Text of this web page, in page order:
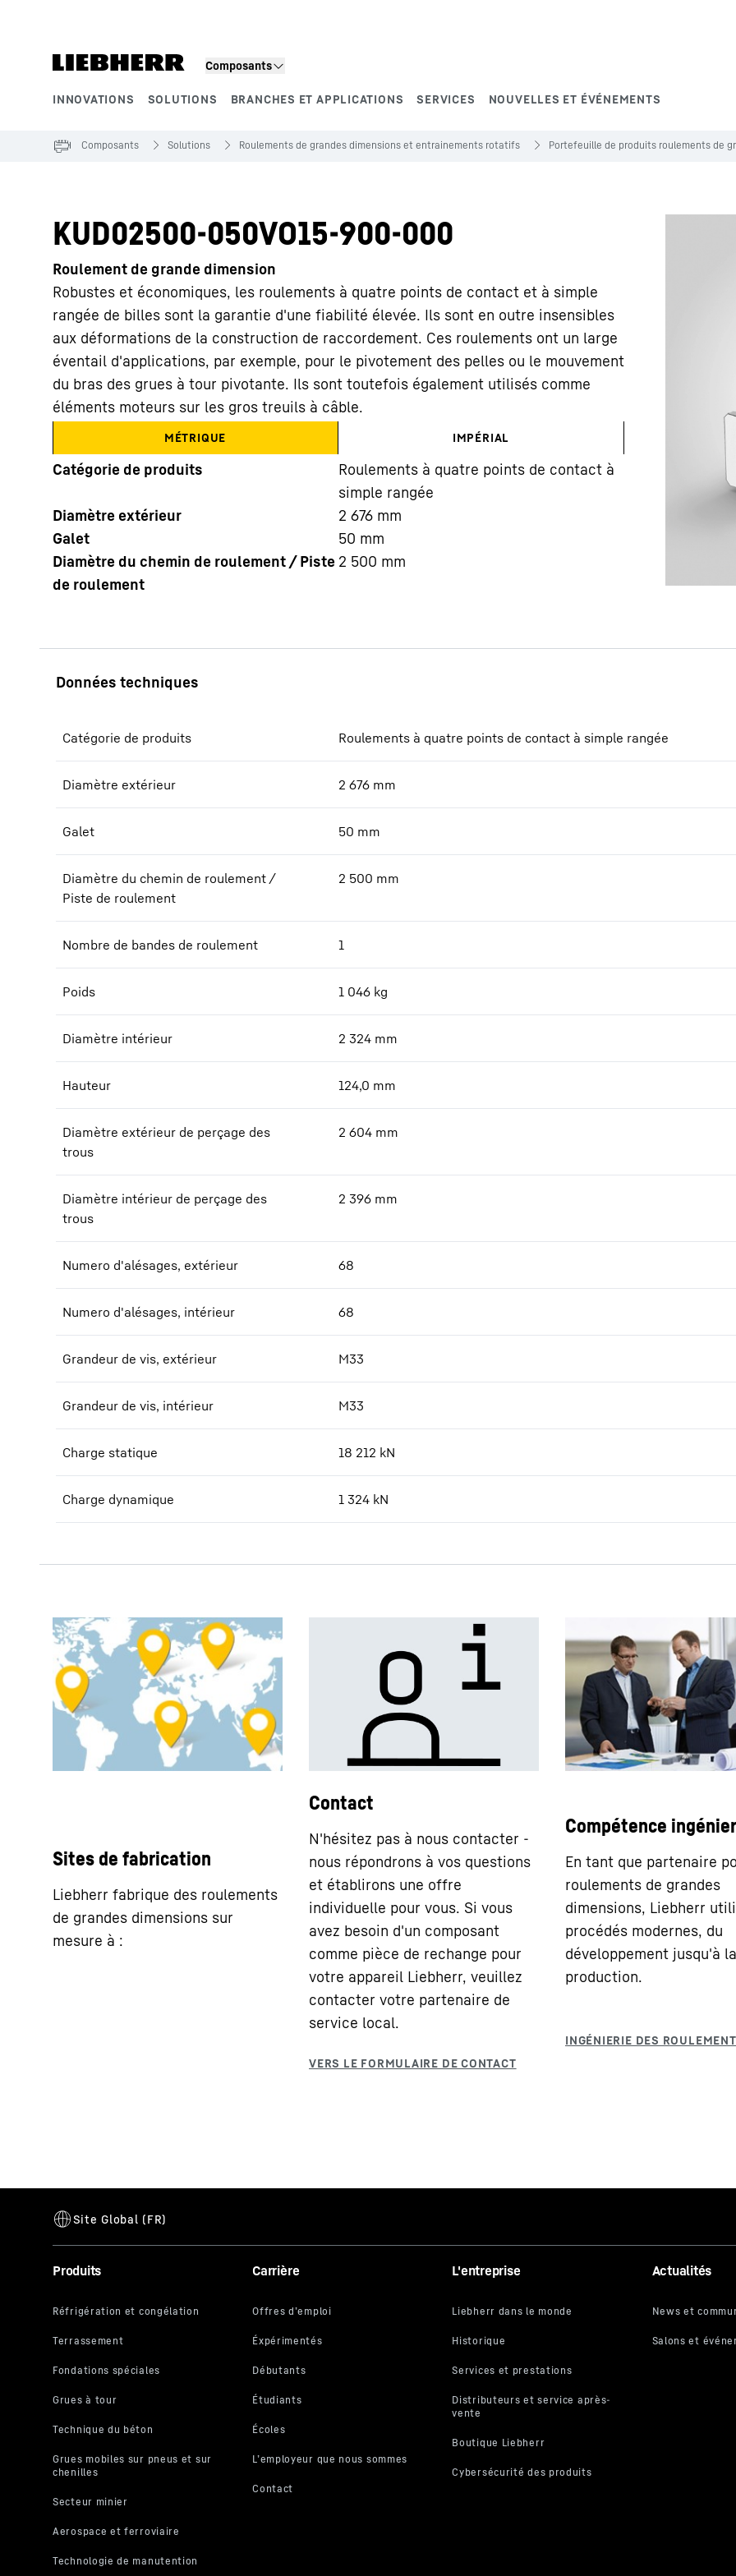
Composants
INNOVATIONS SOLUTIONS BRANCHES ET APPLICATIONS SERVICES NOUVELLES ET ÉVÉNEMENTS
En savoir plus sur Liebherr
Composants Solutions Roulements de grandes dimensions et entrainements rotatifs Portefeuille de produits roulements de
KUD02500-050VO15-900-000
Roulement de grande dimension
Robustes et économiques, les roulements à quatre points de contact et à simple
rangée de billes sont la garantie d'une fiabilité élevée. Ils sont en outre insensibles
aux déformations de la construction de raccordement. Ces roulements ont un large
éventail d'applications, par exemple, pour le pivotement des pelles ou le mouvement
du bras des grues à tour pivotante. Ils sont toutefois également utilisés comme
éléments moteurs sur les gros treuils à câble.
MÉTRIQUE IMPÉRIAL
Catégorie de produits
Roulements à quatre points de contact à
simple rangée
Diamètre extérieur
2 676 mm
Galet
50 mm
Diamètre du chemin de roulement / Piste
de roulement
2 500 mm
Catégorie de produits Roulements à quatre points de contact à simple rangée
Diamètre extérieur 2 676 mm
Galet 50 mm
Diamètre du chemin de roulement /
Piste de roulement
2 500 mm
Nombre de bandes de roulement 1
Poids 1 046 kg
Diamètre intérieur 2 324 mm
Hauteur 124,0 mm
Diamètre extérieur de perçage des
trous
2 604 mm
Diamètre intérieur de perçage des
trous
2 396 mm
Numero d'alésages, extérieur 68
Numero d'alésages, intérieur 68
Grandeur de vis, extérieur M33
Grandeur de vis, intérieur M33
Charge statique 18 212 kN
Charge dynamique 1 324 kN
Sites de fabrication
Liebherr fabrique des roulements
de grandes dimensions sur
mesure à :
Contact
N'hésitez pas à nous contacter -
nous répondrons à vos questions
et établirons une offre
individuelle pour vous. Si vous
avez besoin d'un composant
comme pièce de rechange pour
votre appareil Liebherr, veuillez
contacter votre partenaire de
service local.
Compétence
En tant que partenaire
roulements de grandes
dimensions, Liebherr
procédés modernes, du
développement jusqu'à la
production.
Produits Carrière L'entreprise Actualités